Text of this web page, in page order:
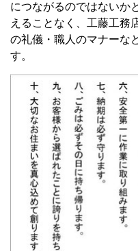
につながるのではないか
えることなく、工藤工務
の礼儀・職人のマナーな
す。